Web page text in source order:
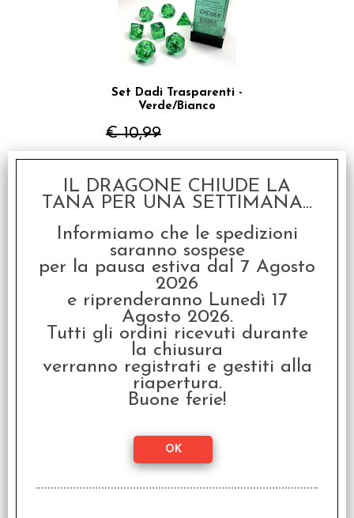
Set Dadi Trasparenti -
Verde/Bianco
€ 10,99
€8,79
Set Dadi Trasparenti -
Viola/Bianco
€ 10,99
SCONTO 20%
€ 8,79
IL DRAGONE CHIUDE LA
TANA PER UNA SETTIMANA...
Informiamo che le spedizioni
saranno sospese
per la pausa estiva dal 7 Agosto
2026
e riprenderanno Lunedì 17
Agosto 2026.
Tutti gli ordini ricevuti durante
la chiusura
verranno registrati e gestiti alla
riapertura.
Buone ferie!